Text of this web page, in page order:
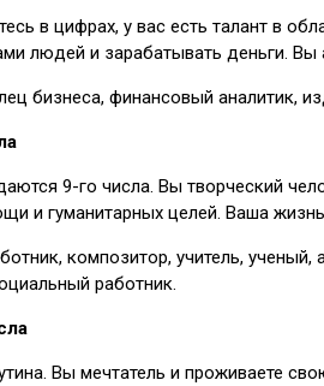
в цифрах, у вас есть талант в
людей и зарабатывать деньги.
бизнеса, финансовый аналитик,
9-го числа. Вы творческий
и гуманитарных целей. Ваша
композитор, учитель,
работник.
Вы мечтатель и проживаете